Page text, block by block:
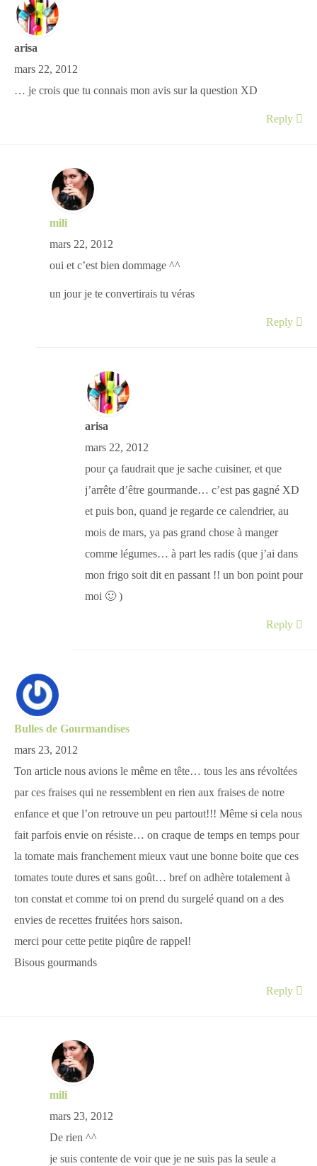
arisa
mars 22, 2012
… je crois que tu connais mon avis sur la question XD
Reply
mili
mars 22, 2012
oui et c’est bien dommage ^^
un jour je te convertirais tu véras
Reply
arisa
mars 22, 2012
pour ça faudrait que je sache cuisiner, et que
j’arrête d’être gourmande… c’est pas gagné XD
et puis bon, quand je regarde ce calendrier, au
mois de mars, ya pas grand chose à manger
comme légumes… à part les radis (que j’ai dans
mon frigo soit dit en passant !! un bon point pour
moi 🙂 )
Reply
Bulles de Gourmandises
mars 23, 2012
Ton article nous avions le même en tête… tous les ans révoltées
par ces fraises qui ne ressemblent en rien aux fraises de notre
enfance et que l’on retrouve un peu partout!!! Même si cela nous
fait parfois envie on résiste… on craque de temps en temps pour
la tomate mais franchement mieux vaut une bonne boite que ces
tomates toute dures et sans goût… bref on adhère totalement à
ton constat et comme toi on prend du surgelé quand on a des
envies de recettes fruitées hors saison.
merci pour cette petite piqûre de rappel!
Bisous gourmands
Reply
mili
mars 23, 2012
De rien ^^
je suis contente de voir que je ne suis pas la seule a